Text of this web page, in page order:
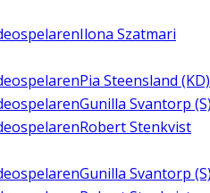
Ilona Szatmari
Pia Steensland (KD)
Gunilla Svantorp
Robert Stenkvist
Gunilla Svantorp